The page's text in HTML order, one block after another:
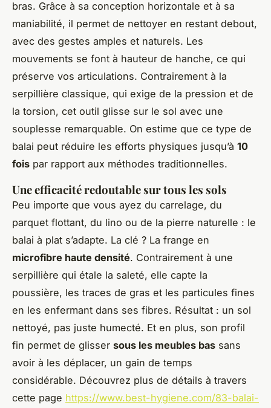
bras. Grâce à sa conception horizontale et à sa
maniabilité, il permet de nettoyer en restant debout,
avec des gestes amples et naturels. Les
mouvements se font à hauteur de hanche, ce qui
préserve vos articulations. Contrairement à la
serpillière classique, qui exige de la pression et de
la torsion, cet outil glisse sur le sol avec une
souplesse remarquable. On estime que ce type de
balai peut réduire les efforts physiques jusqu’à 10
fois par rapport aux méthodes traditionnelles.
Une efficacité redoutable sur tous les sols
Peu importe que vous ayez du carrelage, du
parquet flottant, du lino ou de la pierre naturelle : le
balai à plat s’adapte. La clé ? La frange en
microfibre haute densité. Contrairement à une
serpillière qui étale la saleté, elle capte la
poussière, les traces de gras et les particules fines
en les enfermant dans ses fibres. Résultat : un sol
nettoyé, pas juste humecté. Et en plus, son profil
fin permet de glisser sous les meubles bas sans
avoir à les déplacer, un gain de temps
considérable. Découvrez plus de détails à travers
cette page https://www.best-hygiene.com/83-balai-